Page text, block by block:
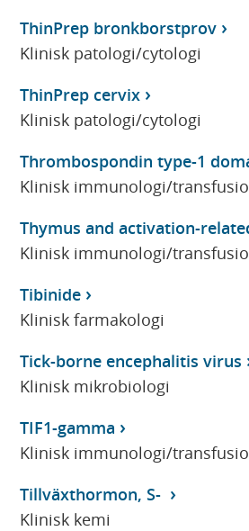
ThinPrep bronkborstprov
Klinisk patologi/cytologi
ThinPrep cervix
Klinisk patologi/cytologi
Thrombospondin type-1
Klinisk immunologi/
Thymus and activation-
Klinisk immunologi/
Tibinide
Klinisk farmakologi
Tick-borne encephalitis virus
Klinisk mikrobiologi
TIF1-gamma
Klinisk immunologi/
Tillväxthormon, S-
Klinisk kemi